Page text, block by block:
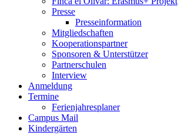
Presse
Presseinformation
Mitgliedschaften
Kooperationspartner
Sponsoren & Unterstützer
Partnerschulen
Interview
Anmeldung
Termine
Ferienjahresplaner
Campus Mail
Kindergärten